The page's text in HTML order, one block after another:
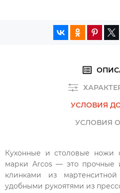
УСЛОВИЯ
УСЛОВИЯ
Кухонные и столовые ножи
марки Arcos — это прочные
клинками из
удобными рукоятями из